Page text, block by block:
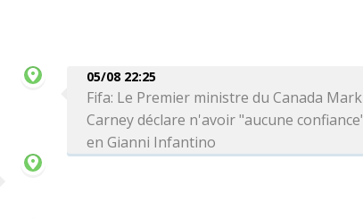
05/08 22:25
Fifa: Le Premier ministre du Canada Mark
Carney déclare n'avoir "aucune
en Gianni Infantino